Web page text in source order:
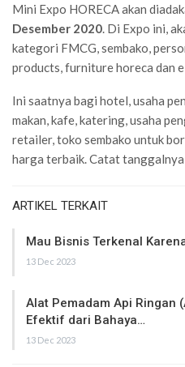
Mini Expo HORECA akan
Desember 2020. Di Expo ini,
kategori FMCG, sembako,
products, furniture horeca dan
Ini saatnya bagi hotel, usaha
makan, kafe, katering, usaha
retailer, toko sembako untuk
harga terbaik. Catat
ARTIKEL TERKAIT
Mau Bisnis Terkenal
13 Dec 2023
Alat Pemadam Api Ringan
Efektif dari Bahaya…
13 Dec 2023